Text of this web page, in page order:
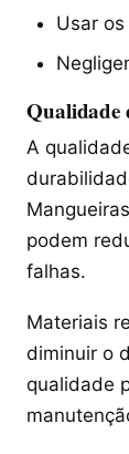
Usar
Qualidade
A
podem
falhas.
Materiais
diminuir o
qualidade